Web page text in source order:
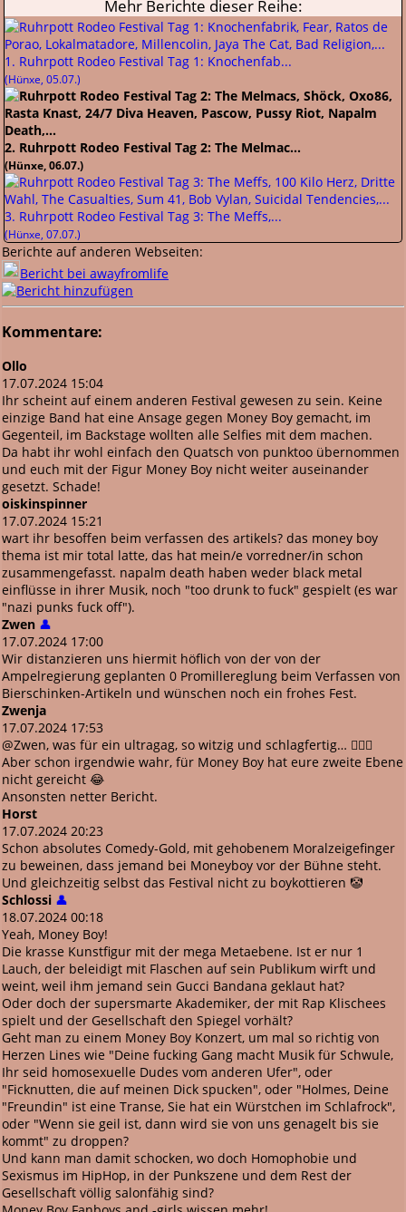
Mehr Berichte dieser Reihe:
1. Ruhrpott Rodeo Festival Tag 1: Knochenfab...
(Hünxe, 05.07.)
2. Ruhrpott Rodeo Festival Tag 2: The Melmac...
(Hünxe, 06.07.)
3. Ruhrpott Rodeo Festival Tag 3: The Meffs,...
(Hünxe, 07.07.)
Berichte auf anderen Webseiten:
Bericht bei awayfromlife
Kommentare:
Ollo
17.07.2024 15:04
Ihr scheint auf einem anderen Festival gewesen zu sein. Keine
einzige Band hat eine Ansage gegen Money Boy gemacht, im
Gegenteil, im Backstage wollten alle Selfies mit dem machen.
Da habt ihr wohl einfach den Quatsch von punktoo übernommen
und euch mit der Figur Money Boy nicht weiter auseinander
gesetzt. Schade!
oiskinspinner
17.07.2024 15:21
wart ihr besoffen beim verfassen des artikels? das money boy
thema ist mir total latte, das hat mein/e vorredner/in schon
zusammengefasst. napalm death haben weder black metal
einflüsse in ihrer Musik, noch "too drunk to fuck" gespielt (es war
"nazi punks fuck off").
Zwen 👤
17.07.2024 17:00
Wir distanzieren uns hiermit höflich von der von der
Ampelregierung geplanten 0 Promillereglung beim Verfassen von
Bierschinken-Artikeln und wünschen noch ein frohes Fest.
Zwenja
17.07.2024 17:53
@Zwen, was für ein ultragag, so witzig und schlagfertig… 🤦🏻‍♀️
Aber schon irgendwie wahr, für Money Boy hat eure zweite Ebene
nicht gereicht 😂
Ansonsten netter Bericht.
Horst
17.07.2024 20:23
Schon absolutes Comedy-Gold, mit gehobenem Moralzeigefinger
zu beweinen, dass jemand bei Moneyboy vor der Bühne steht.
Und gleichzeitig selbst das Festival nicht zu boykottieren 🤡
Schlossi 👤
18.07.2024 00:18
Yeah, Money Boy!
Die krasse Kunstfigur mit der mega Metaebene. Ist er nur 1
Lauch, der beleidigt mit Flaschen auf sein Publikum wirft und
weint, weil ihm jemand sein Gucci Bandana geklaut hat?
Oder doch der supersmarte Akademiker, der mit Rap Klischees
spielt und der Gesellschaft den Spiegel vorhält?
Geht man zu einem Money Boy Konzert, um mal so richtig von
Herzen Lines wie "Deine fucking Gang macht Musik für Schwule,
Ihr seid homosexuelle Dudes vom anderen Ufer", oder
"Ficknutten, die auf meinen Dick spucken", oder "Holmes, Deine
"Freundin" ist eine Transe, Sie hat ein Würstchen im Schlafrock",
oder "Wenn sie geil ist, dann wird sie von uns genagelt bis sie
kommt" zu droppen?
Und kann man damit schocken, wo doch Homophobie und
Sexismus im HipHop, in der Punkszene und dem Rest der
Gesellschaft völlig salonfähig sind?